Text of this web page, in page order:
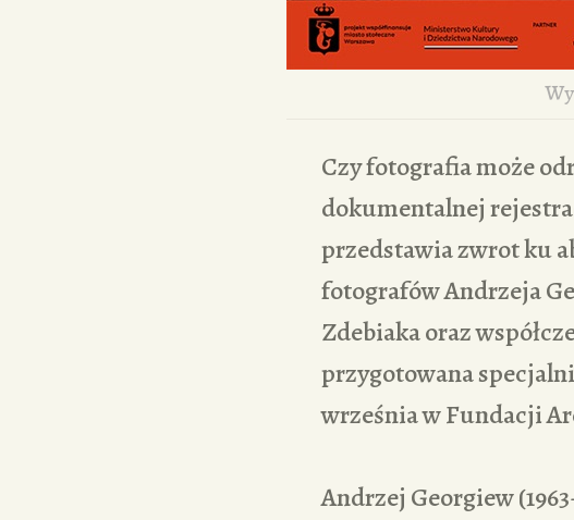
Czy fotografia może
dokumentalnej
przedstawia zwrot ku
fotografów Andrzeja
Zdebiaka oraz
przygotowana
września w Fundacji
Andrzej Georgiew